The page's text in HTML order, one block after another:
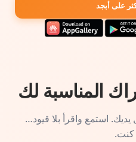
على أبجد
المناسبة لك
استمع واقرأ بلا قيود…
كنت.